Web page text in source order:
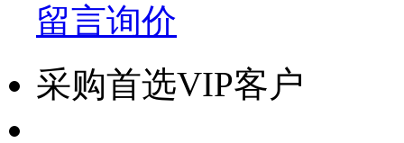
留言询价
采购首选VIP客户